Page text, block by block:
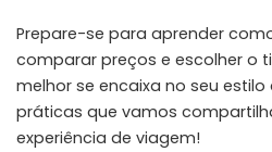
Prepare-se para aprender
comparar preços e escolher o
melhor se encaixa no seu
práticas que vamos
experiência de viagem!